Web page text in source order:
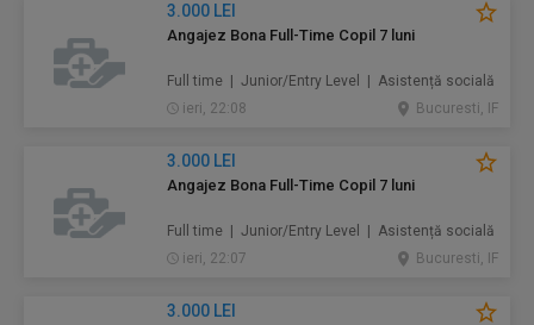
3.000 LEI
Angajez Bona Full-Time Copil 7 luni
Full time | Junior/Entry Level | Asistență socială
ieri, 22:08
Bucuresti, IF
3.000 LEI
Angajez Bona Full-Time Copil 7 luni
Full time | Junior/Entry Level | Asistență socială
ieri, 22:07
Bucuresti, IF
3.000 LEI